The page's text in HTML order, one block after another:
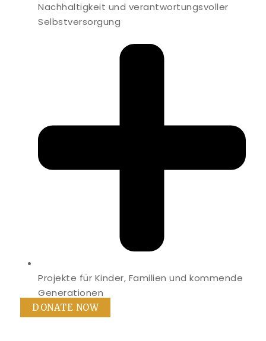
Nachhaltigkeit und verantwortungsvoller
Selbstversorgung
Projekte für Kinder, Familien und kommende
Generationen
DONATE NOW